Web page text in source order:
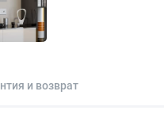
и возврат